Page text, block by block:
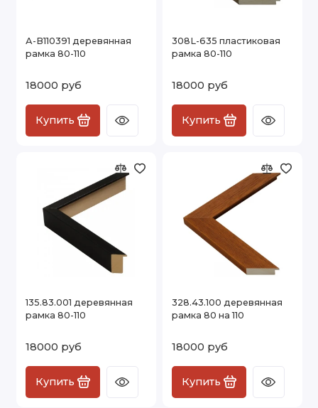
А-В110391 деревянная
рамка 80-110
18000 руб
Купить
308L-635 пластиковая
рамка 80-110
18000 руб
Купить
135.83.001 деревянная
рамка 80-110
18000 руб
Купить
328.43.100 деревянная
рамка 80 на 110
18000 руб
Купить